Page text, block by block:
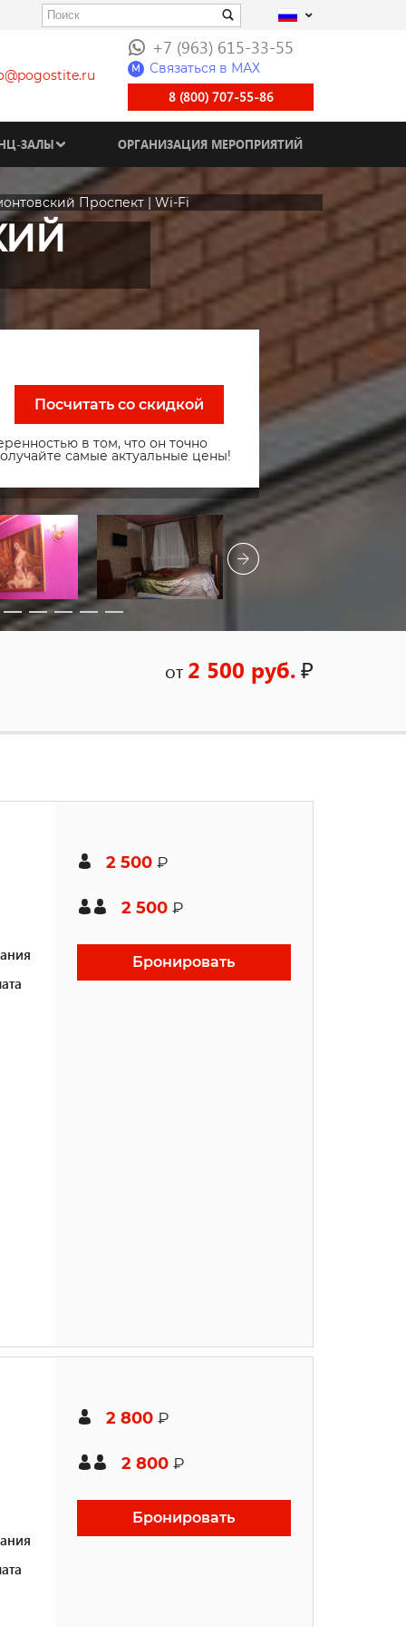
+7 (963) 615-33-55
M Связаться в МАХ
8 (800) 707-55-86
ЗАЛЫ ОРГАНИЗАЦИЯ МЕРОПРИЯТИЙ
Проспект | Wi-Fi
Посчитать со скидкой
в том, что он точно
самые актуальные цены!
от 2 500 руб.₽
2 500 ₽
2 500 ₽
Бронировать
2 800 ₽
2 800 ₽
Бронировать